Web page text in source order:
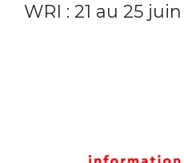
WRI : 21 au 25 juin